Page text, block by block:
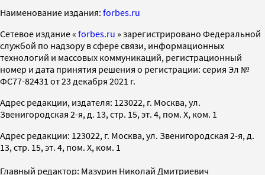
Наименование издания: forbes.ru
Cетевое издание « forbes.ru » зарегистрировано Федеральной
службой по надзору в сфере связи, информационных
технологий и массовых коммуникаций, регистрационный
номер и дата принятия решения о регистрации: серия Эл №
ФС77-82431 от 23 декабря 2021 г.
Адрес редакции, издателя: 123022, г. Москва, ул.
Звенигородская 2-я, д. 13, стр. 15, эт. 4, пом. X, ком. 1
Адрес редакции: 123022, г. Москва, ул. Звенигородская 2-я, д.
13, стр. 15, эт. 4, пом. X, ком. 1
Главный редактор: Мазурин Николай Дмитриевич